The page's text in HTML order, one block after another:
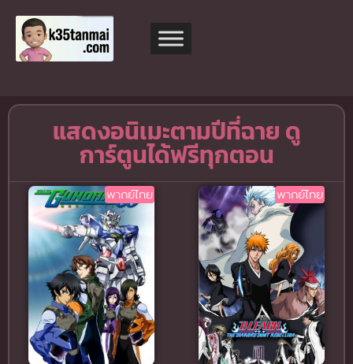
แสดงอนิเมะตามปีที่ฉาย ดู
การ์ตูนได้ฟรีทุกตอน
พากย์ไทย พากย์ไทย